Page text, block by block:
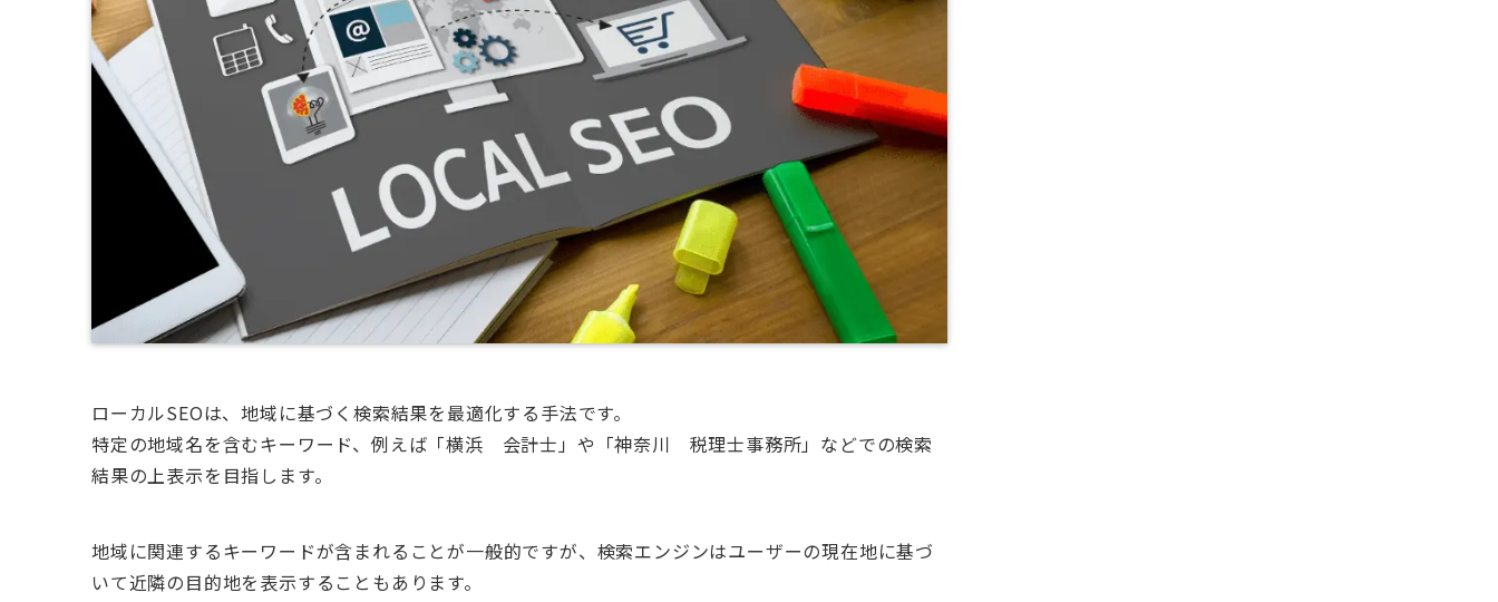
ローカルSEOは、地域に基づく検索結果を最適化する手法です。
特定の地域名を含むキーワード、例えば「横浜 会計士」や「神奈川 税理士事務所」などでの検索
結果の上表示を目指します。
地域に関連するキーワードが含まれることが一般的ですが、検索エンジンはユーザーの現在地に基づ
いて近隣の目的地を表示することもあります。